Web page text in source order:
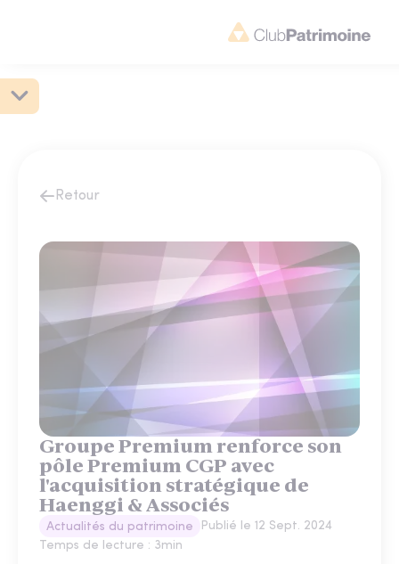
Retour
Groupe Premium renforce son
pôle Premium CGP avec
l'acquisition stratégique de
Haenggi & Associés
Actualités du patrimoine Publié le 12 Sept. 2024
Temps de lecture : 3min